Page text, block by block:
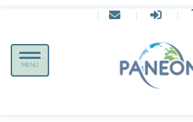
| | |
Toggle
navigation
MENÜ